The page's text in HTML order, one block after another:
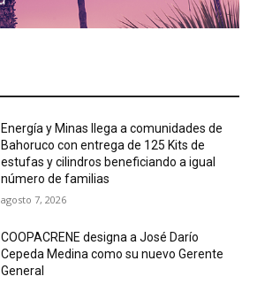
Energía y Minas llega a comunidades de
Bahoruco con entrega de 125 Kits de
estufas y cilindros beneficiando a igual
número de familias
agosto 7, 2026
COOPACRENE designa a José Darío
Cepeda Medina como su nuevo Gerente
General